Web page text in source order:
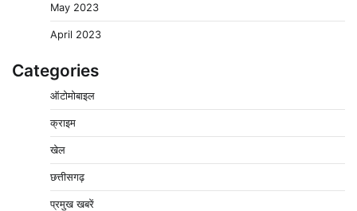
May 2023
April 2023
Categories
ऑटोमोबाइल
क्राइम
खेल
छत्तीसगढ़
प्रमुख खबरें
मजदूर महासंघ ने सौंपा ज्ञापन